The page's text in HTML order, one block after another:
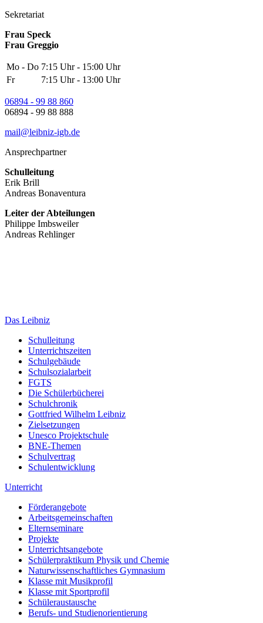
Sekretariat
Frau Speck
Frau Greggio
Mo - Do 7:15 Uhr - 15:00 Uhr
Fr
7:15 Uhr - 13:00 Uhr
06894 - 99 88 860
06894 - 99 88 888
mail@leibniz-igb.de
Ansprechpartner
Schulleitung
Erik Brill
Andreas Bonaventura
Leiter der Abteilungen
Philippe Imbsweiler
Andreas Rehlinger
Das Leibniz
Schulleitung
Unterrichtszeiten
Schulgebäude
Schulsozialarbeit
FGTS
Die Schülerbücherei
Schulchronik
Gottfried Wilhelm Leibniz
Zielsetzungen
Unesco Projektschule
BNE-Themen
Schulvertrag
Schulentwicklung
Unterricht
Förderangebote
Arbeitsgemeinschaften
Elternseminare
Projekte
Unterrichtsangebote
Schülerpraktikum Physik und Chemie
Naturwissenschaftliches Gymnasium
Klasse mit Musikprofil
Klasse mit Sportprofil
Schüleraustausche
Berufs- und Studienorientierung